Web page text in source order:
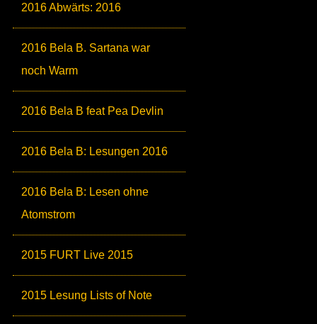
2016 Abwärts: 2016
2016 Bela B. Sartana war
noch Warm
2016 Bela B feat Pea Devlin
2016 Bela B: Lesungen 2016
2016 Bela B: Lesen ohne
Atomstrom
2015 FURT Live 2015
2015 Lesung Lists of Note